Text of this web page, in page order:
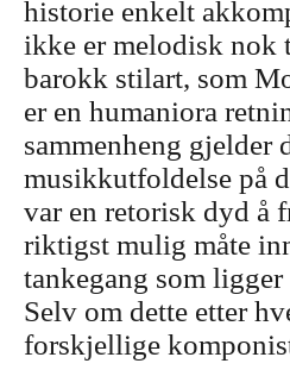
historie enkelt
ikke er melodisk nok
barokk stilart, som
er en humaniora
sammenheng gjelder
musikkutfoldelse på
var en retorisk dyd å
riktigst mulig måte
tankegang som
Selv om dette etter
forskjellige